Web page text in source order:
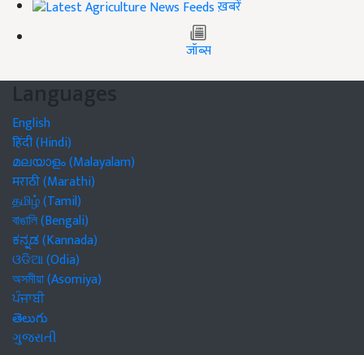
ख़बरें
जॉब्स
Languages
English
हिंदी (Hindi)
മലയാളം (Malayalam)
मराठी (Marathi)
தமிழ் (Tamil)
বাঙালি (Bengali)
ಕನ್ನಡ (Kannada)
ଓଡିଆ (Odia)
অসমীয়া (Asomiya)
ਪੰਜਾਬੀ
తెలుగు
ગુજરાતી